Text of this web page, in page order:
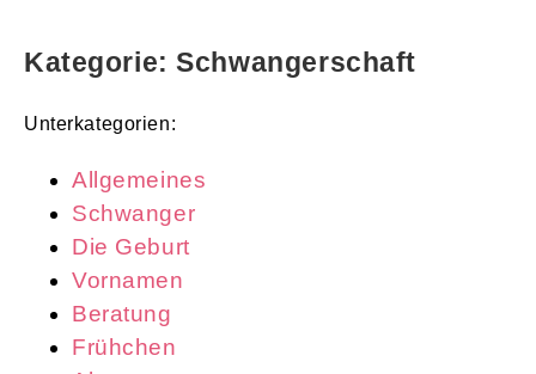
Kategorie: Schwangerschaft
Unterkategorien:
Allgemeines
Schwanger
Die Geburt
Vornamen
Beratung
Frühchen